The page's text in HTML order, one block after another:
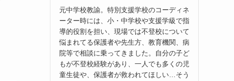
元中学校教諭。特別支援学校のコーディネ
ーター時には、小・中学校や支援学級で指
導的役割を担い、現場では不登校について
悩まれてる保護者や先生方、教育機関、病
院等で相談に乗ってきました。自分の子ど
もが不登校経験があり、一人でも多くの児
童生徒や、保護者が救われてほしい…そう